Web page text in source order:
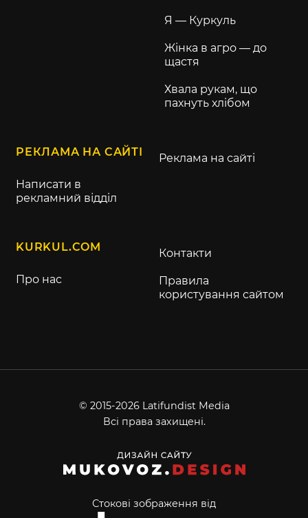
Я — Куркуль
Жінка в агро — до
щастя
Хвала рукам, що
пахнуть хлібом
РЕКЛАМА НА САЙТІ
Написати в
рекламний відділ
Реклама на сайті
KURKUL.COM
Про нас
Контакти
Правила
користування сайтом
© 2015-2026 Latifundist Media
Всі права захищені.
Стокові зображення від